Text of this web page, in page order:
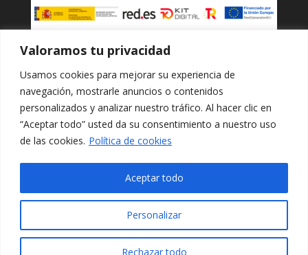
Valoramos tu privacidad
Usamos cookies para mejorar su experiencia de
navegación, mostrarle anuncios o contenidos
personalizados y analizar nuestro tráfico. Al hacer clic en
“Aceptar todo” usted da su consentimiento a nuestro uso
de las cookies. Política de cookies
Personalizar
Rechazar todo
Aceptar todo
Política de cookies
Protección de datos
Política de privacidad
Términos y condiciones
Accesibilidad